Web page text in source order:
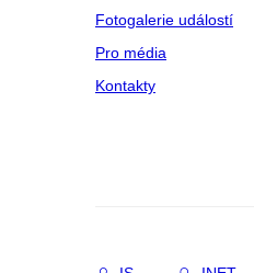
Fotogalerie událostí
Pro média
Kontakty